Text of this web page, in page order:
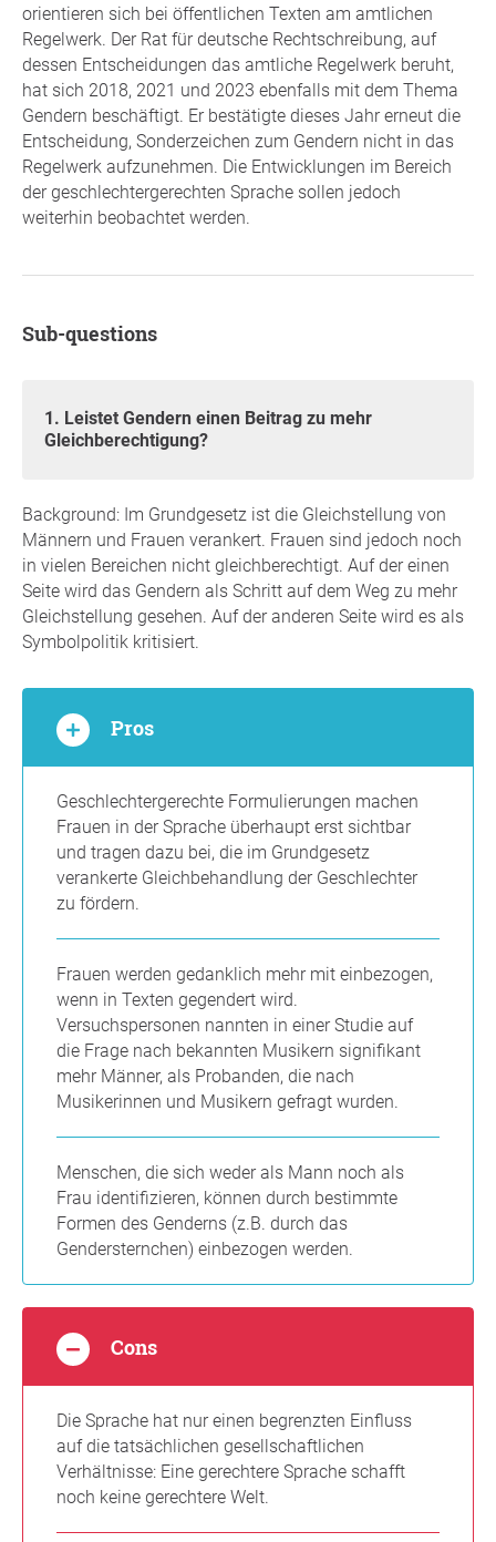
orientieren sich bei öffentlichen Texten am amtlichen
Regelwerk. Der Rat für deutsche Rechtschreibung, auf
dessen Entscheidungen das amtliche Regelwerk beruht,
hat sich 2018, 2021 und 2023 ebenfalls mit dem Thema
Gendern beschäftigt. Er bestätigte dieses Jahr erneut die
Entscheidung, Sonderzeichen zum Gendern nicht in das
Regelwerk aufzunehmen. Die Entwicklungen im Bereich
der geschlechtergerechten Sprache sollen jedoch
weiterhin beobachtet werden.
Sub-questions
1. Leistet Gendern einen Beitrag zu mehr
Gleichberechtigung?
Background: Im Grundgesetz ist die Gleichstellung von
Männern und Frauen verankert. Frauen sind jedoch noch
in vielen Bereichen nicht gleichberechtigt. Auf der einen
Seite wird das Gendern als Schritt auf dem Weg zu mehr
Gleichstellung gesehen. Auf der anderen Seite wird es als
Symbolpolitik kritisiert.
Pros
Geschlechtergerechte Formulierungen machen
Frauen in der Sprache überhaupt erst sichtbar
und tragen dazu bei, die im Grundgesetz
verankerte Gleichbehandlung der Geschlechter
zu fördern.
Frauen werden gedanklich mehr mit einbezogen,
wenn in Texten gegendert wird.
Versuchspersonen nannten in einer Studie auf
die Frage nach bekannten Musikern signifikant
mehr Männer, als Probanden, die nach
Musikerinnen und Musikern gefragt wurden.
Menschen, die sich weder als Mann noch als
Frau identifizieren, können durch bestimmte
Formen des Genderns (z.B. durch das
Gendersternchen) einbezogen werden.
Cons
Die Sprache hat nur einen begrenzten Einfluss
auf die tatsächlichen gesellschaftlichen
Verhältnisse: Eine gerechtere Sprache schafft
noch keine gerechtere Welt.